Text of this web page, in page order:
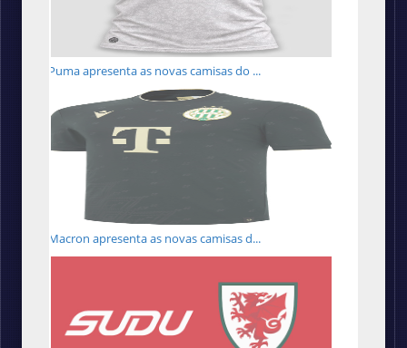
Puma apresenta as novas camisas do ...
Macron apresenta as novas camisas d...